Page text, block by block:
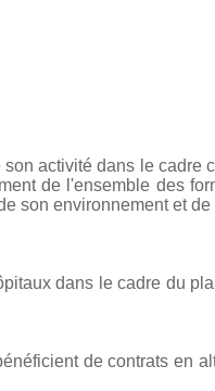
activité dans le cadre
de l'ensemble des
son environnement et de
dans le cadre du
de contrats en